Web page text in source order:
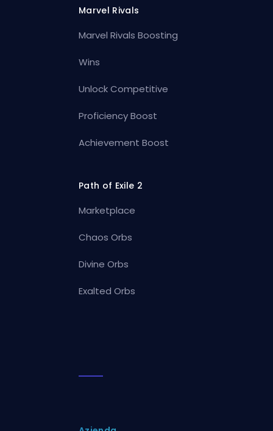
Marvel Rivals
Marvel Rivals Boosting
Wins
Unlock Competitive
Proficiency Boost
Achievement Boost
Path of Exile 2
Marketplace
Chaos Orbs
Divine Orbs
Exalted Orbs